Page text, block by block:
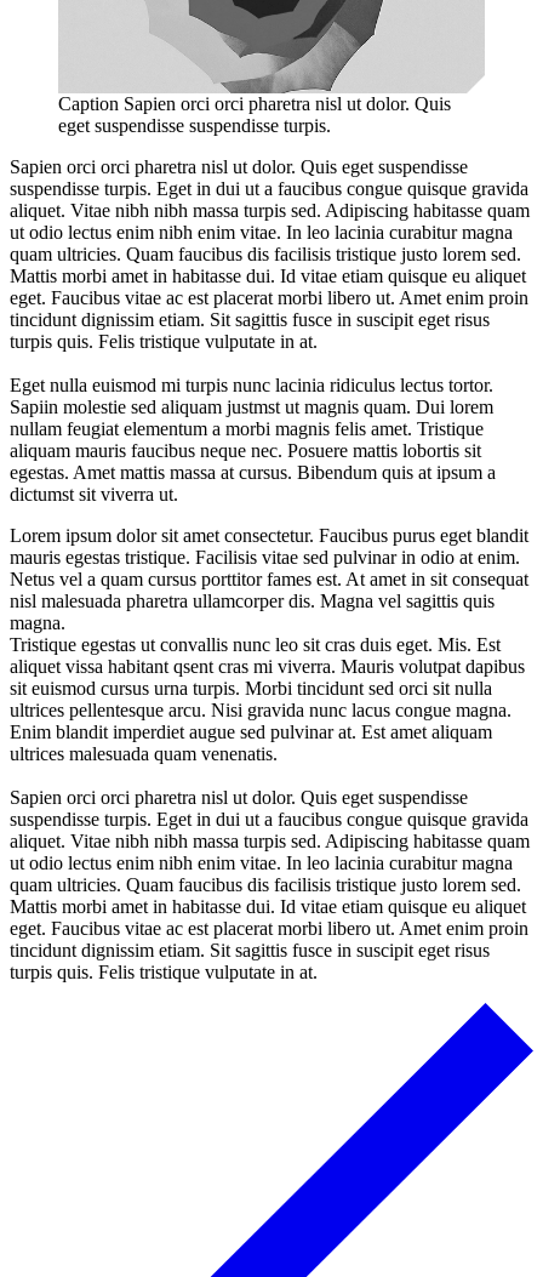
Caption Sapien orci orci pharetra nisl ut dolor. Quis
eget suspendisse suspendisse turpis.
Sapien orci orci pharetra nisl ut dolor. Quis eget suspendisse
suspendisse turpis. Eget in dui ut a faucibus congue quisque gravida
aliquet. Vitae nibh nibh massa turpis sed. Adipiscing habitasse quam
ut odio lectus enim nibh enim vitae. In leo lacinia curabitur magna
quam ultricies. Quam faucibus dis facilisis tristique justo lorem sed.
Mattis morbi amet in habitasse dui. Id vitae etiam quisque eu aliquet
eget. Faucibus vitae ac est placerat morbi libero ut. Amet enim proin
tincidunt dignissim etiam. Sit sagittis fusce in suscipit eget risus
turpis quis. Felis tristique vulputate in at.
Eget nulla euismod mi turpis nunc lacinia ridiculus lectus tortor.
Sapiin molestie sed aliquam justmst ut magnis quam. Dui lorem
nullam feugiat elementum a morbi magnis felis amet. Tristique
aliquam mauris faucibus neque nec. Posuere mattis lobortis sit
egestas. Amet mattis massa at cursus. Bibendum quis at ipsum a
dictumst sit viverra ut.
Lorem ipsum dolor sit amet consectetur. Faucibus purus eget blandit
mauris egestas tristique. Facilisis vitae sed pulvinar in odio at enim.
Netus vel a quam cursus porttitor fames est. At amet in sit consequat
nisl malesuada pharetra ullamcorper dis. Magna vel sagittis quis
magna.
Tristique egestas ut convallis nunc leo sit cras duis eget. Mis. Est
aliquet vissa habitant qsent cras mi viverra. Mauris volutpat dapibus
sit euismod cursus urna turpis. Morbi tincidunt sed orci sit nulla
ultrices pellentesque arcu. Nisi gravida nunc lacus congue magna.
Enim blandit imperdiet augue sed pulvinar at. Est amet aliquam
ultrices malesuada quam venenatis.
Sapien orci orci pharetra nisl ut dolor. Quis eget suspendisse
suspendisse turpis. Eget in dui ut a faucibus congue quisque gravida
aliquet. Vitae nibh nibh massa turpis sed. Adipiscing habitasse quam
ut odio lectus enim nibh enim vitae. In leo lacinia curabitur magna
quam ultricies. Quam faucibus dis facilisis tristique justo lorem sed.
Mattis morbi amet in habitasse dui. Id vitae etiam quisque eu aliquet
eget. Faucibus vitae ac est placerat morbi libero ut. Amet enim proin
tincidunt dignissim etiam. Sit sagittis fusce in suscipit eget risus
turpis quis. Felis tristique vulputate in at.